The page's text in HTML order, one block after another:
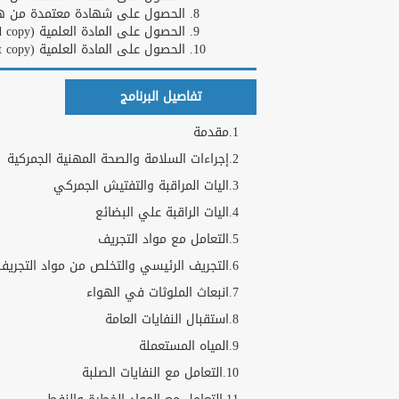
الحصول على شهادة معتمدة من
الحصول على المادة العلمية (Hard copy)
الحصول على المادة العلمية (Soft copy)
تفاصيل البرنامج
1.مقدمة
2.إجراءات السلامة والصحة المهنية الجمركية
3.اليات المراقبة والتفتيش الجمركي
4.اليات الراقبة علي البضائع
5.التعامل مع مواد التجريف
6.التجريف الرئيسي والتخلص من مواد التجريف
7.انبعاث الملوثات في الهواء
8.استقبال النفايات العامة
9.المياه المستعملة
10.التعامل مع النفايات الصلبة